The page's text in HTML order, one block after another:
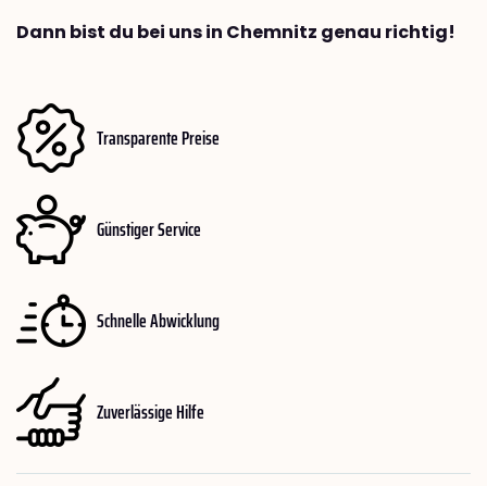
Dann bist du bei uns in Chemnitz genau richtig!
Transparente Preise
Günstiger Service
Schnelle Abwicklung
Zuverlässige Hilfe